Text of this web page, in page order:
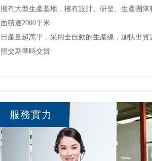
擁有大型生產基地，擁有設計、研發、生產團隊
面積達2000平米
日產量超萬平，采用全自動的生產線，加快出貨
照交期準時交貨
服務實力